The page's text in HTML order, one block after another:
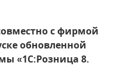
с фирмой
обновленной
«1С:Розница 8.